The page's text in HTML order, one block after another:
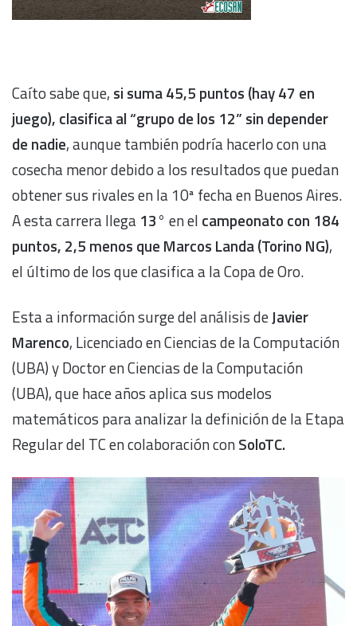
Caíto sabe que, si suma 45,5 puntos (hay 47 en
juego), clasifica al “grupo de los 12” sin depender
de nadie, aunque también podría hacerlo con una
cosecha menor debido a los resultados que puedan
obtener sus rivales en la 10ª fecha en Buenos Aires.
A esta carrera llega 13° en el campeonato con 184
puntos, 2,5 menos que Marcos Landa (Torino NG),
el último de los que clasifica a la Copa de Oro.
Esta a información surge del análisis deJavier
Marenco, Licenciado en Ciencias de la Computación
(UBA) y Doctor en Ciencias de la Computación
(UBA), que hace años aplica sus modelos
matemáticos para analizar la definición de la Etapa
Regular del TC en colaboración conSoloTC.